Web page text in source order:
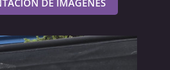
DE IMÁGENES